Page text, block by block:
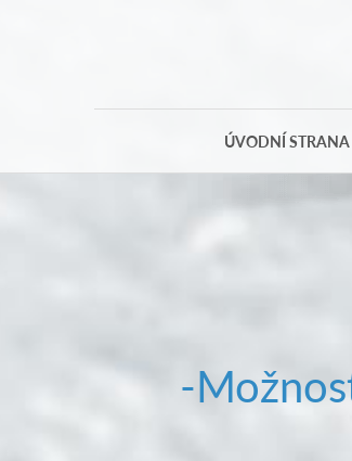
ÚVODNÍ STRANA
-